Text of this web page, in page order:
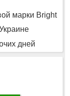
марки Bright
дней